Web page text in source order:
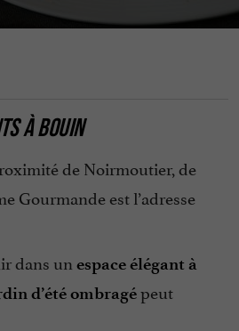
À BOUIN
de Noirmoutier, de
Gourmande est l’adresse
dans un espace élégant à
d’été ombragépeut